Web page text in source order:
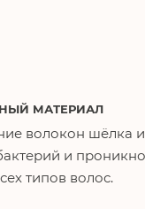
МАТЕРИАЛ
волокон шёлка
и
типов волос.